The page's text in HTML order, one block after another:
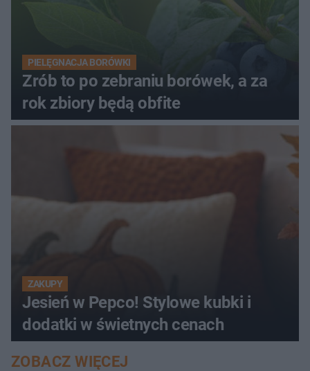
PIELĘGNACJA BORÓWKI
Zrób to po zebraniu borówek, a za
rok zbiory będą obfite
ZAKUPY
Jesień w Pepco! Stylowe kubki i
dodatki w świetnych cenach
ZOBACZ WIĘCEJ